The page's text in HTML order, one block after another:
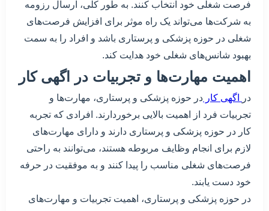
فرصت شغلی خود انتخاب کنند. به طور کلی، ارسال رزومه
به شرکت‌ها می‌تواند یک راه موثر برای افزایش فرصت‌های
شغلی در حوزه پزشکی و پرستاری باشد و افراد را به سمت
بهبود شانس‌های شغلی خود هدایت کند.
اهمیت مهارت‌ها و تجربیات در اگهی کار
در اگهی کار در حوزه پزشکی و پرستاری، مهارت‌ها و
تجربیات فرد از اهمیت بالایی برخوردارند. افرادی که تجربه
کار در حوزه پزشکی و پرستاری دارند و دارای مهارت‌های
لازم برای انجام وظایف مربوطه هستند، می‌توانند به راحتی
فرصت‌های شغلی مناسب را پیدا کنند و به موفقیت در حرفه
خود دست یابند.
در حوزه پزشکی و پرستاری، اهمیت تجربیات و مهارت‌های